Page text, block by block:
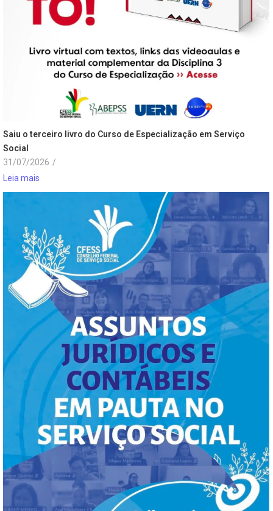
Saiu o terceiro livro do Curso de Especialização em Serviço
Social
31/07/2026 /
Leia mais